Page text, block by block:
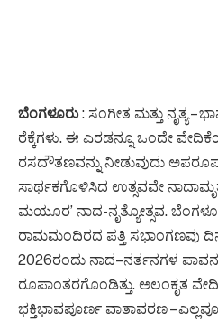
ಬೆಂಗಳೂರು: ಸಂಗೀತ ಮತ್ತು ನೃತ್ಯ –
ರೆಕ್ಕೆಗಳು. ಈ ಎರಡನ್ನೂ ಒಂದೇ
ರಸದೌತಣವನ್ನು ನೀಡುವುದು
ಸಾರ್ಥಕಗೊಳಿಸಿದ ಉತ್ಸವವೇ
ಮಯೂರ’ ನಾದ-ನೃತ್ಯೋತ್ಸವ.
ರಾಮಮಂದಿರದ ಪತ್ತಿ ಸಭಾಂಗಣವು
2026ರಂದು ನಾದ–ನರ್ತನಗಳ ಪಾವನ
ರೂಪಾಂತರಗೊಂಡಿತ್ತು. ಅಲಂಕೃತ
ಭಕ್ತಿಭಾವಪೂರ್ಣ ವಾತಾವರಣ –